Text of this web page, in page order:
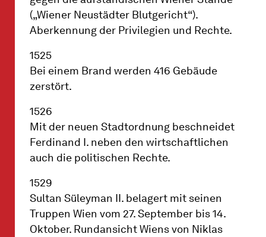
(„Wiener Neustädter Blutgericht“).
Aberkennung der Privilegien und Rechte.
1525
Bei einem Brand werden 416 Gebäude
zerstört.
1526
Mit der neuen Stadtordnung beschneidet
Ferdinand I. neben den wirtschaftlichen
auch die politischen Rechte.
1529
Sultan Süleyman II. belagert mit seinen
Truppen Wien vom 27. September bis 14.
Oktober. Rundansicht Wiens von Niklas